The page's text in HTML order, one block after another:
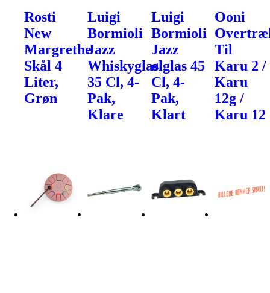
Rosti
New
Margrethe
Skål 4
Liter,
Grøn
Luigi
Bormioli
Jazz
Whiskyglas
35 Cl, 4-
Pak,
Klare
Luigi
Bormioli
Jazz
ølglas 45
Cl, 4-
Pak,
Klart
Ooni
Til
Karu 2 /
Karu
12g /
Karu 12